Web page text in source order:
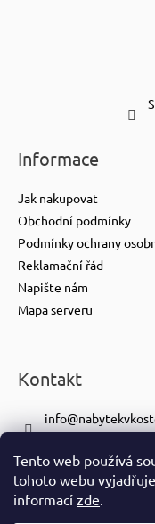
Tento web používá
tohoto webu
informací zde.
Informace
Jak nakupovat
Obchodní podmínky
Podmínky ochrany
Reklamační řád
Napište nám
Mapa serveru
Kontakt
info@
+420 601 116 371
https://
nabytek_v_kostce